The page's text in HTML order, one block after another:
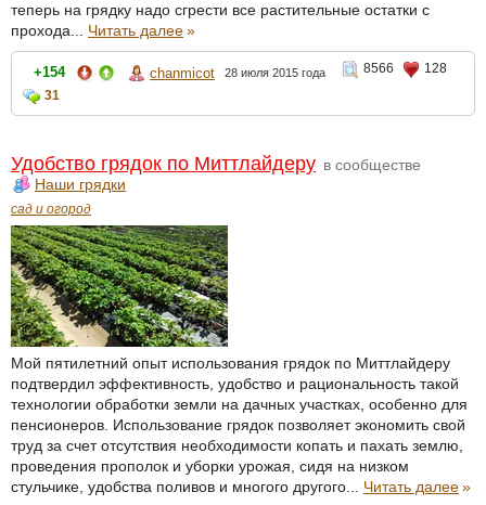
теперь на грядку надо сгрести все растительные остатки с
прохода... Читать далее»
+154 chanmicot 28 июля 2015 года 8566
128
31
Удобство грядок по Миттлайдеру в сообществе
Наши грядки
сад и огород
Мой пятилетний опыт использования грядок по Миттлайдеру
подтвердил эффективность, удобство и рациональность такой
технологии обработки земли на дачных участках, особенно для
пенсионеров. Использование грядок позволяет экономить свой
труд за счет отсутствия необходимости копать и пахать землю,
проведения прополок и уборки урожая, сидя на низком
стульчике, удобства поливов и многого другого... Читать далее»